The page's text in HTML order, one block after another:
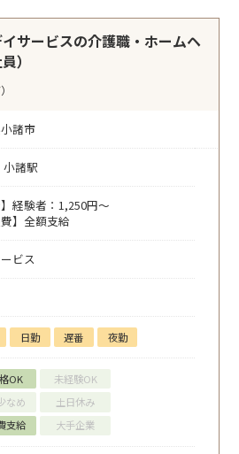
サービスの介護職・ホームヘ
）
諸市
小諸駅
】経験者：1,250円～
費】全額支給
ビス
日勤 遅番 夜勤
OK
未経験OK
なめ
土日休み
支給
大手企業